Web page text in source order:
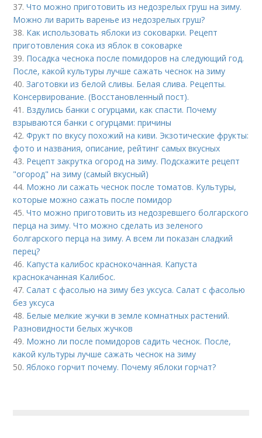
37.Что можно приготовить из недозрелых груш на зиму.
Можно ли варить варенье из недозрелых груш?
38. Как использовать яблоки из соковарки. Рецепт
приготовления сока из яблок в соковарке
39. Посадка чеснока после помидоров на следующий год.
После, какой культуры лучше сажать чеснок на зиму
40.Заготовки из белой сливы. Белая слива. Рецепты.
Консервирование. (Восстановленный пост).
41. Вздулись банки с огурцами, как спасти. Почему
взрываются банки с огурцами: причины
42.Фрукт по вкусу похожий на киви. Экзотические фрукты:
фото и названия, описание, рейтинг самых вкусных
43. Рецепт закрутка огород на зиму. Подскажите рецепт
"огород" на зиму (самый вкусный)
44. Можно ли сажать чеснок после томатов. Культуры,
которые можно сажать после помидор
45.Что можно приготовить из недозревшего болгарского
перца на зиму. Что можно сделать из зеленого
болгарского перца на зиму. А всем ли показан сладкий
перец?
46. Капуста калибос краснокочанная. Капуста
краснокачанная Калибос.
47.Салат с фасолью на зиму без уксуса. Салат с фасолью
без уксуса
48. Белые мелкие жучки в земле комнатных растений.
Разновидности белых жучков
49. Можно ли после помидоров садить чеснок. После,
какой культуры лучше сажать чеснок на зиму
50.Яблоко горчит почему. Почему яблоки горчат?